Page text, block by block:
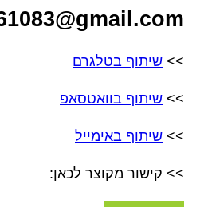
>> שיתוף בטלגרם
>> שיתוף בוואטסאפ
>> שיתוף באימייל
>> קישור מקוצר לכאן: